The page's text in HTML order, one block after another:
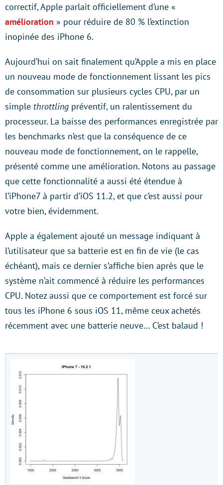
correctif, Apple parlait officiellement d’une «
amélioration » pour réduire de 80 % l’extinction
inopinée des iPhone 6.
Aujourd’hui on sait finalement qu’Apple a mis en place
un nouveau mode de fonctionnement lissant les pics
de consommation sur plusieurs cycles CPU, par un
simple throttling préventif, un ralentissement du
processeur. La baisse des performances enregistrée par
les benchmarks n’est que la conséquence de ce
nouveau mode de fonctionnement, on le rappelle,
présenté comme une amélioration. Notons au passage
que cette fonctionnalité a aussi été étendue à
l’iPhone7 à partir d’iOS 11.2, et que c’est aussi pour
votre bien, évidemment.
Apple a également ajouté un message indiquant à
l’utilisateur que sa batterie est en fin de vie (le cas
échéant), mais ce dernier s’affiche bien après que le
système n’ait commencé à réduire les performances
CPU. Notez aussi que ce comportement est forcé sur
tous les iPhone 6 sous iOS 11, même ceux achetés
récemment avec une batterie neuve… C’est balaud !